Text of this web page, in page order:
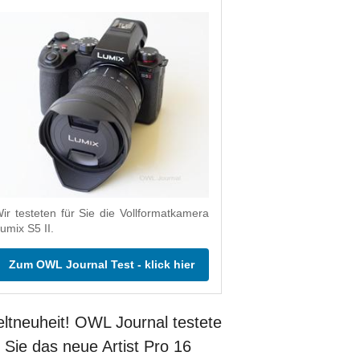
testeten für Sie die Vollformatkamera
S5 II.
Zum OWL Journal Test - klick hier
OWL Journal testete
Sie das neue Artist Pro 16